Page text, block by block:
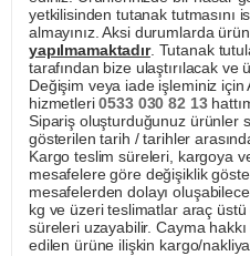
yetkilisinden tutanak tutmasını
almayınız. Aksi durumlarda
yapılmamaktadır. Tutanak
tarafından bize ulaştırılacak ve
Değişim veya iade işleminiz için
hizmetleri0533 030 82 13
Sipariş oluşturduğunuz ürünler
gösterilen tarih / tarihler
Kargo teslim süreleri, kargoya
mesafelere göre değişiklik
mesafelerden dolayı
kg ve üzeri teslimatlar araç
süreleri uzayabilir. Cayma
edilen ürüne ilişkin kargo/